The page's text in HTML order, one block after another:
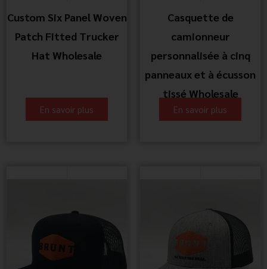
Custom Six Panel Woven
Patch Fitted Trucker
Hat Wholesale
En savoir plus
Casquette de
camionneur
personnalisée à cinq
panneaux et à écusson
tissé Wholesale
En savoir plus